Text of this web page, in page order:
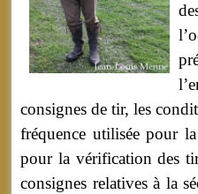
consignes de tir, les
fréquence utilisée pour
pour la vérification des
consignes relatives à la